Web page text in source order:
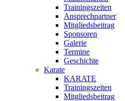
Trainingszeiten
Ansprechpartner
Mitgliedsbeitrag
Sponsoren
Galerie
Termine
Geschichte
Karate
KARATE
Trainingszeiten
Mitgliedsbeitrag